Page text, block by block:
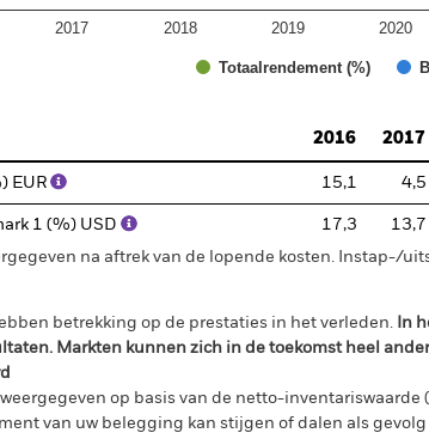
Totaalrendement (%)
2017 2018 2019 2020
2016
2017
EUR 15,1 4,5
1 (%) USD 17,3 13,7
na aftrek van de lopende kosten. Instap-/
betrekking op de prestaties in het verleden. In
Markten kunnen zich in de toekomst heel
op basis van de netto-
van uw belegging kan stijgen of dalen als